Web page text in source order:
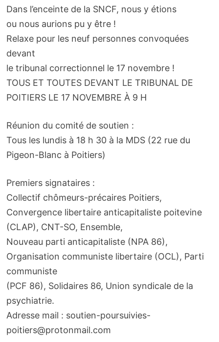
Dans l’enceinte de la SNCF, nous y étions
ou nous aurions pu y être !
Relaxe pour les neuf personnes convoquées
devant
le tribunal correctionnel le 17 novembre !
TOUS ET TOUTES DEVANT LE TRIBUNAL DE
POITIERS LE 17 NOVEMBRE À 9 H
Réunion du comité de soutien :
Tous les lundis à 18 h 30 à la MDS (22 rue du
Pigeon-Blanc à Poitiers)
Premiers signataires :
Collectif chômeurs-précaires Poitiers,
Convergence libertaire anticapitaliste poitevine
(CLAP), CNT-SO, Ensemble,
Nouveau parti anticapitaliste (NPA 86),
Organisation communiste libertaire (OCL), Parti
communiste
(PCF 86), Solidaires 86, Union syndicale de la
psychiatrie.
Adresse mail : soutien-poursuivies-
poitiers@protonmail.com